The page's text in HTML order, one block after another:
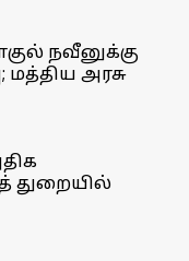
நவீனுக்கு
மத்திய அரசு
துறையில்